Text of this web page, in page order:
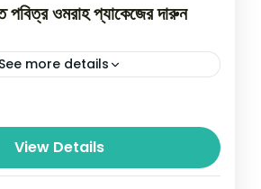
পবিত্র ওমরাহ প্যাকেজের দারুন
See more details
হউক পবিত্র মক্কা ও মদীনায় সাশ্রয়ী মূল্যে
বিশ্বস্ত প্রতিষ্ঠান জিলহজ্জ গ্রুপ বাংলাদেশ
তায়ালা আমাদের...
View Details